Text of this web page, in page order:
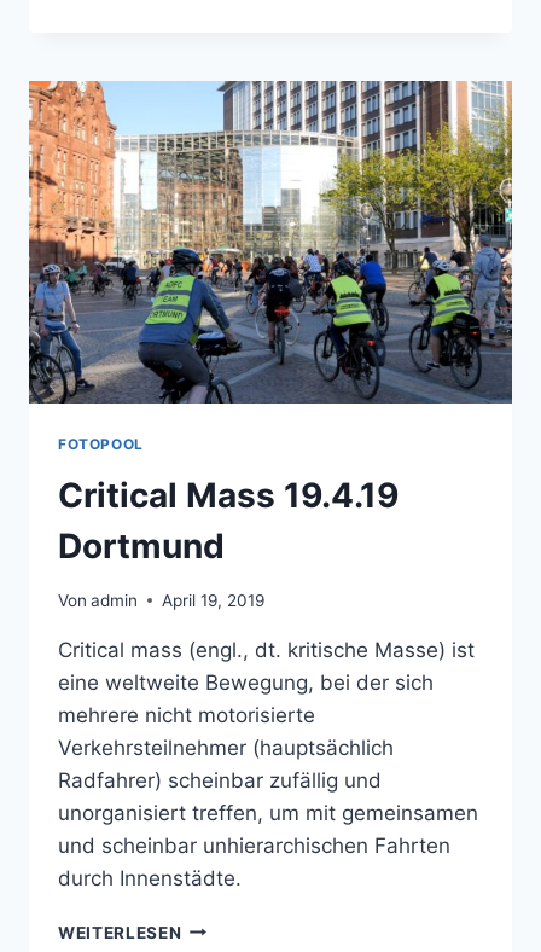
FOTOPOOL
Critical Mass 19.4.19
Dortmund
Von admin April 19, 2019
Critical mass (engl., dt. kritische Masse) ist
eine weltweite Bewegung, bei der sich
mehrere nicht motorisierte
Verkehrsteilnehmer (hauptsächlich
Radfahrer) scheinbar zufällig und
unorganisiert treffen, um mit gemeinsamen
und scheinbar unhierarchischen Fahrten
durch Innenstädte.
WEITERLESEN CRITICAL